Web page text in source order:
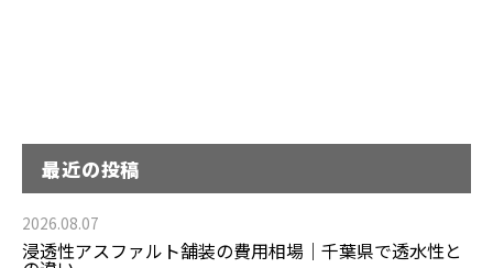
最近の投稿
2026.08.07
浸透性アスファルト舗装の費用相場｜千葉県で透水性と